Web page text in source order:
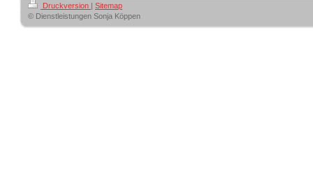
Druckversion | Sitemap
© Dienstleistungen Sonja Köppen